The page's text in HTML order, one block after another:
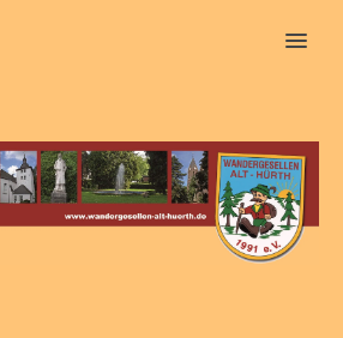
MENU